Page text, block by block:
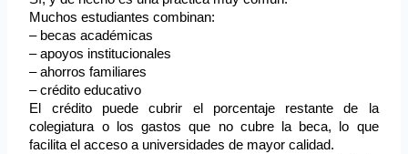
Muchos estudiantes combinan:
– becas académicas
– apoyos institucionales
– ahorros familiares
– crédito educativo
El crédito puede cubrir el porcentaje restante de la
colegiatura o los gastos que no cubre la beca, lo que
facilita el acceso a universidades de mayor calidad.